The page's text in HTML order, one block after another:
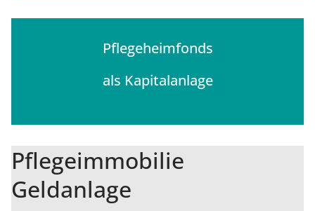
Pflegeheimfonds
als Kapitalanlage
Pflegeimmobilie
Geldanlage